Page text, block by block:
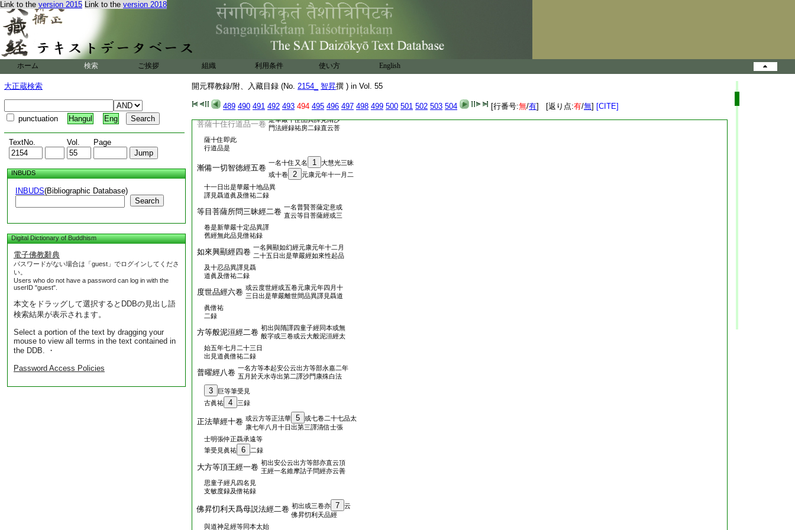
Link to the version 2015 Link to the version 2018
ホーム 検索 ご挨拶 組織 利用条件 使い方 English
大正蔵検索
punctuation Hangul Eng
TextNo. Vol. Page
INBUDS
INBUDS(Bibliographic Database)
Search
Digital Dictionary of Buddhism
電子佛教辭典
パスワードがない場合は「guest」でログインしてくださ
い。
Users who do not have a password can log in with the
userID "guest".
本文をドラッグして選択するとDDBの見出し語
検索結果が表示されます。
Select a portion of the text by dragging your
mouse to view all terms in the text contained in
the DDB. ・
Password Access Policies
開元釋教録/附、入藏目録 (No. 2154_ 智昇撰 ) in Vol. 55
489 490 491 492 493 494 495 496 497 498 499 500 501 502 503 504 [行番号:無/有] [返り点:有/無] [CITE]
大哀經八卷
舊録云如來大哀經元康元年七月七日出
八月二十三
33
已訖有二十八品是大集初
品別譯或六卷或七卷見竺
太康八年四月二十七日出是大集
寶女品異譯或四卷亦直
34
云寶女
問慧經亦云寶女三昧
經見道
35 袒僧祐二録
無言童子經二卷 譯或一卷見聶道眞録及僧祐録
菩薩十住行道品一卷 是華嚴十住品異譯見隋沙
門法經録祐房二録直云菩
薩十住即此
行道品是
漸備一切智徳經五卷
一名十住又名 1
大慧光三昧
或十卷
2
元康元年十一月二
十一日出是華嚴十地品異
譯見聶道眞及僧祐二録
等目菩薩所問三昧經二卷 一名普賢菩薩定意或
直云等目菩薩經或三
卷是新華嚴十定品異譯
舊經無此品見僧祐録
如來興顯經四卷 一名興顯如幻經元康元年十二月
二十五日出是華嚴經如來性起品
及十忍品異譯見聶
道眞及僧祐二録
度世品經六卷 或云度世經或五卷元康元年四月十
三日出是華嚴離世間品異譯見聶道
眞僧祐
二録
方等般泥洹經二卷 初出與隋譯四童子經同本或無
般字或三卷或云大般泥洹經太
始五年七月二十三日
出見道眞僧祐二録
普曜經八卷 一名方等本起安公云出方等部永嘉二年
五月於天水寺出第二譯沙門康殊白法
3
巨等筆受見
古眞祐
4 三録
正法華經十卷 或云方等正法華 5
或七卷二十七品太
康七年八月十日出第三譯清信士張
士明張仲正聶承遠等
筆受見眞祐
6 二録
大方等頂王經一卷 初出安公云出方等部亦直云頂
王經一名維摩詰子問經亦云善
思童子經凡四名見
支敏度録及僧祐録
佛昇忉利天爲母説法經二卷 初出或三卷亦 7
云
佛昇忉利天品經
與道神足經等同本太始